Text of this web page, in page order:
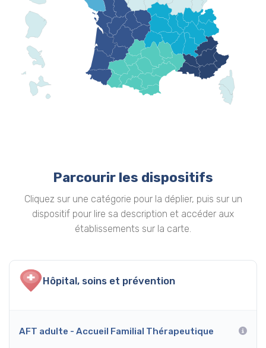
Parcourir les dispositifs
Cliquez sur une catégorie pour la déplier, puis sur un
dispositif pour lire sa description et accéder aux
établissements sur la carte.
Hôpital, soins et prévention
AFT adulte - Accueil Familial Thérapeutique